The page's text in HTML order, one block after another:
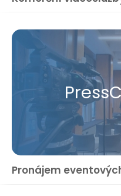
Pronájem